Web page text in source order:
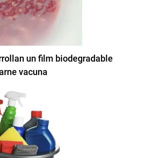
un film biodegradable
vacuna